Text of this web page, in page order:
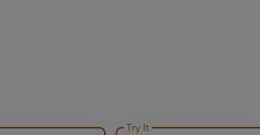
Try It